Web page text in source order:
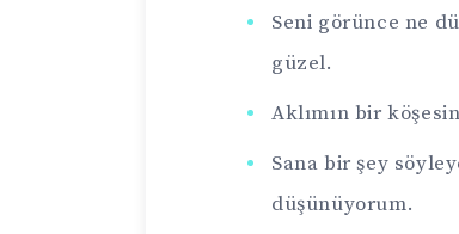
Seni görünce ne
güzel.
Aklımın bir
Sana bir şey
düşünüyorum.